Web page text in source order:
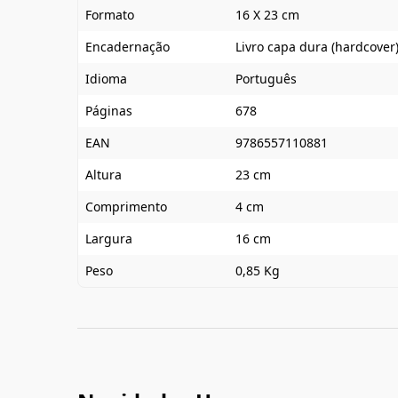
Formato
16 X 23 cm
Encadernação
Livro capa dura (hardcover)
Idioma
Português
Páginas
678
EAN
9786557110881
Altura
23 cm
Comprimento
4 cm
Largura
16 cm
Peso
0,85 Kg